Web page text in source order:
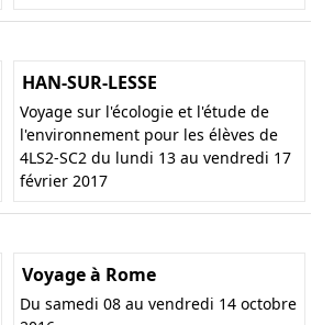
HAN-SUR-LESSE
Voyage sur l'écologie et l'étude de
l'environnement pour les élèves de
4LS2-SC2 du lundi 13 au vendredi 17
février 2017
Voyage à Rome
Du samedi 08 au vendredi 14 octobre